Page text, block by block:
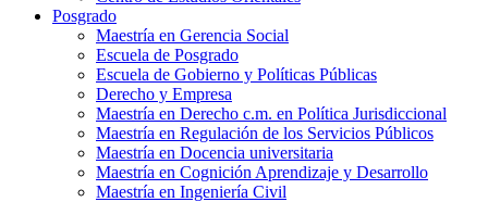
Posgrado
Maestría en Gerencia Social
Escuela de Posgrado
Escuela de Gobierno y Políticas Públicas
Derecho y Empresa
Maestría en Derecho c.m. en Política Jurisdiccional
Maestría en Regulación de los Servicios Públicos
Maestría en Docencia universitaria
Maestría en Cognición Aprendizaje y Desarrollo
Maestría en Ingeniería Civil